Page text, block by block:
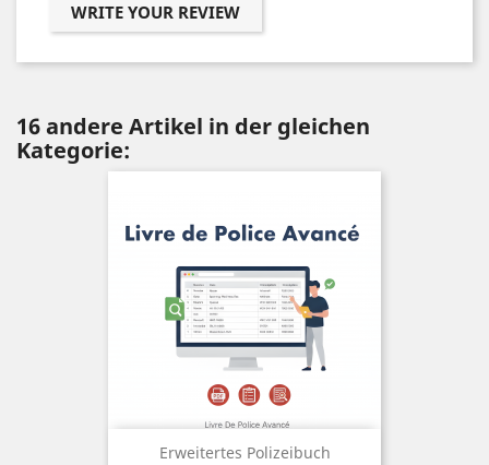
WRITE YOUR REVIEW
16 andere Artikel in der gleichen
Kategorie:
Erweitertes Polizeibuch